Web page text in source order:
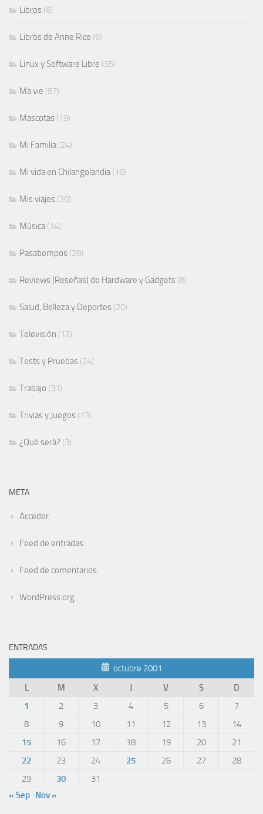
Libros (6)
Libros de Anne Rice (6)
Linux y Software Libre (35)
Ma vie (87)
Mascotas (19)
Mi Familia(24)
Mi vida en Chilangolandia(16)
Mis viajes (30)
Música(14)
Pasatiempos (28)
Reviews (Reseñas) de Hardware y Gadgets (8)
Salud, Belleza y Deportes (20)
Televisión (12)
Tests y Pruebas (24)
Trabajo (31)
Trivias y Juegos (13)
¿Qué será? (3)
META
Acceder
Feed de entradas
Feed de comentarios
WordPress.org
ENTRADAS
octubre 2001
L
M X J V S
D
1
2 3 4 5 6
7
8
9 10 11 12 13
14
15
16 17 18 19 20
21
22
23 24 25 26 27
28
29
30
31
« Sep Nov »